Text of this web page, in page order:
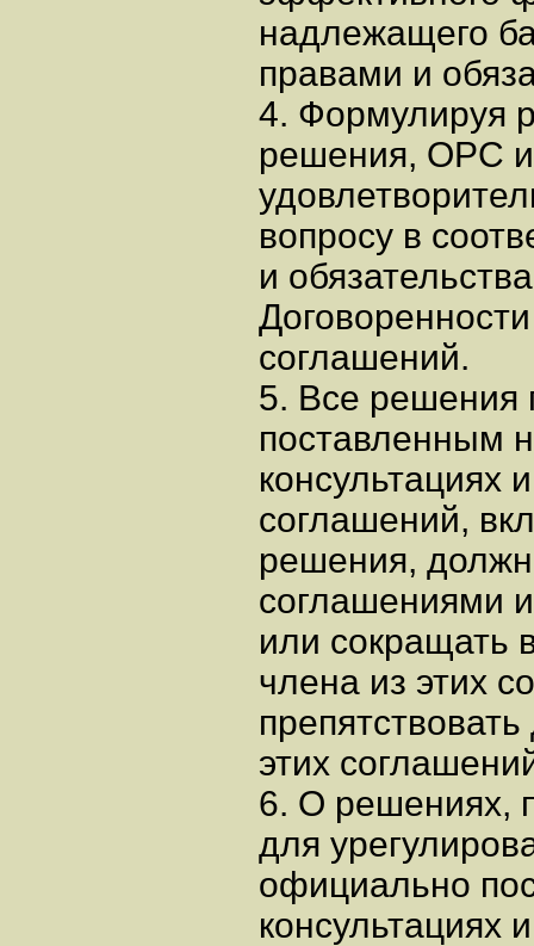
надлежащего
правами и
4. Формулируя
решения, ОРС
вопросу в
и
соглашений.
5. Все решения
поставленным
консультациях
соглашений,
решения,
соглашениями
или сокращать
члена из этих
этих
6. О решениях,
для
официально
консультациях